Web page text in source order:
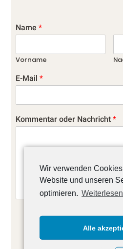
Wir verwenden
Website und unseren
optimieren. Weiterlesen
Alle
Name*
Vorname
E-Mail*
Kommentar oder Nachricht*